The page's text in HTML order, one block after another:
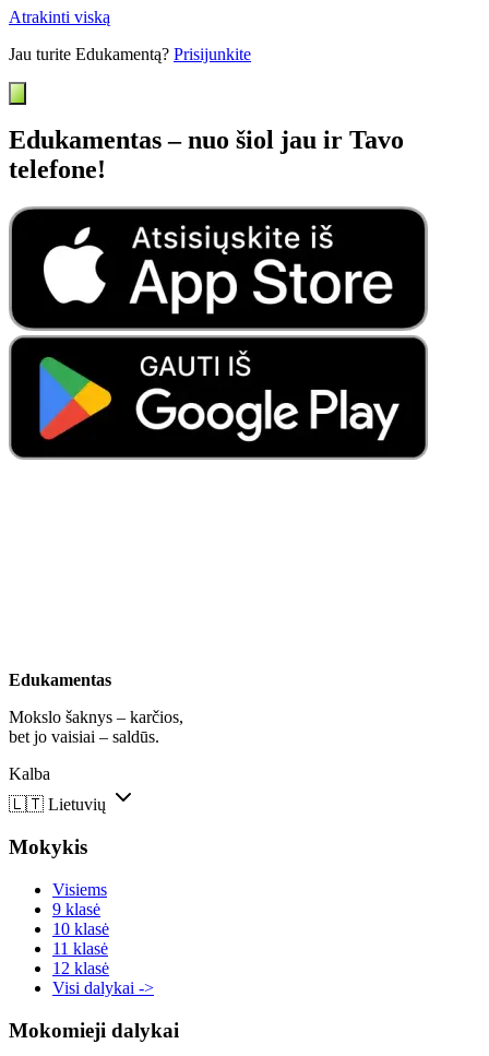
Atrakinti viską
Jau turite Edukamentą? Prisijunkite
Edukamentas – nuo šiol jau ir Tavo
telefone!
Edukamentas
Mokslo šaknys – karčios,
bet jo vaisiai – saldūs.
Kalba
🇱🇹 Lietuvių
Mokykis
Visiems
9 klasė
10 klasė
11 klasė
12 klasė
Visi dalykai ->
Mokomieji dalykai